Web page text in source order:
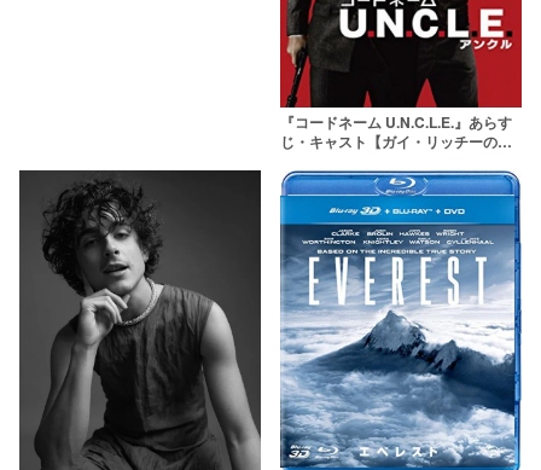
『コードネーム U.N.C.L.E.』あらす
じ・キャスト【ガイ・リッチーの新